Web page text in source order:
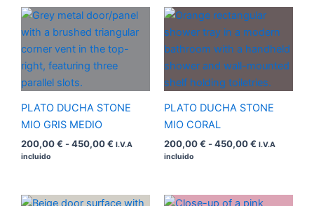
PLATO DUCHA STONE
MIO GRIS MEDIO
200,00€ -450,00€
Rango
de
precios:
desde
hasta
I.V.A
incluido
PLATO DUCHA STONE
MIO CORAL
200,00€ -450,00€
Rango
precios:
desde
200,00 €
hasta
450,00 €
I.V.A
incluido
Rango
Rango